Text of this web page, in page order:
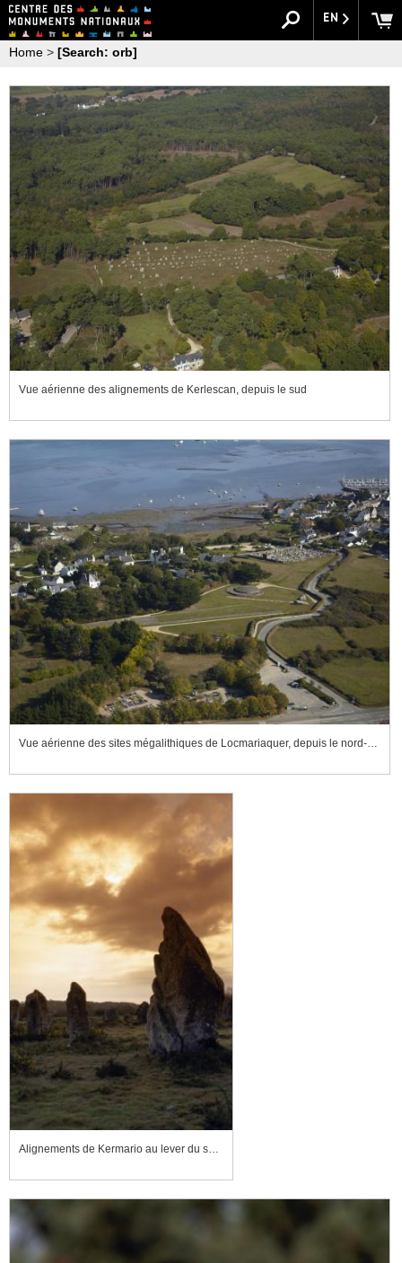
EN
Home > [Search: orb]
Vue aérienne des alignements de Kerlescan, depuis le sud
Vue aérienne des sites mégalithiques de Locmariaquer, depuis le nord-ouest
Alignements de Kermario au lever du soleil